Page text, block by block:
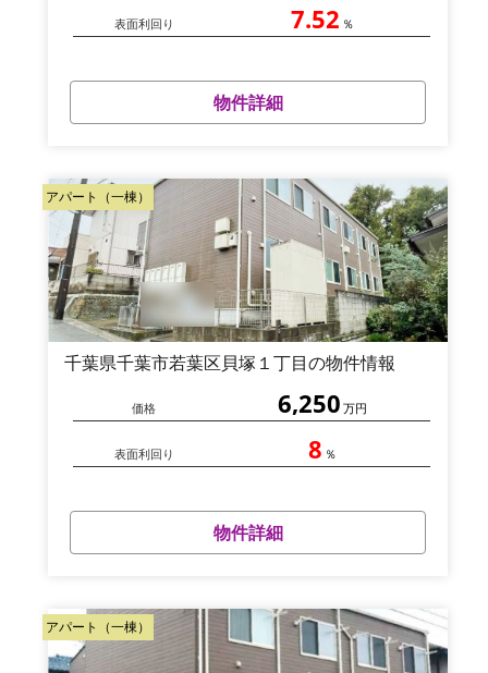
表面利回り 7.52 ％
物件詳細
アパート（一棟）
千葉県千葉市若葉区貝塚１丁目の物件情報
価格 6,250 万円
表面利回り 8 ％
物件詳細
アパート（一棟）